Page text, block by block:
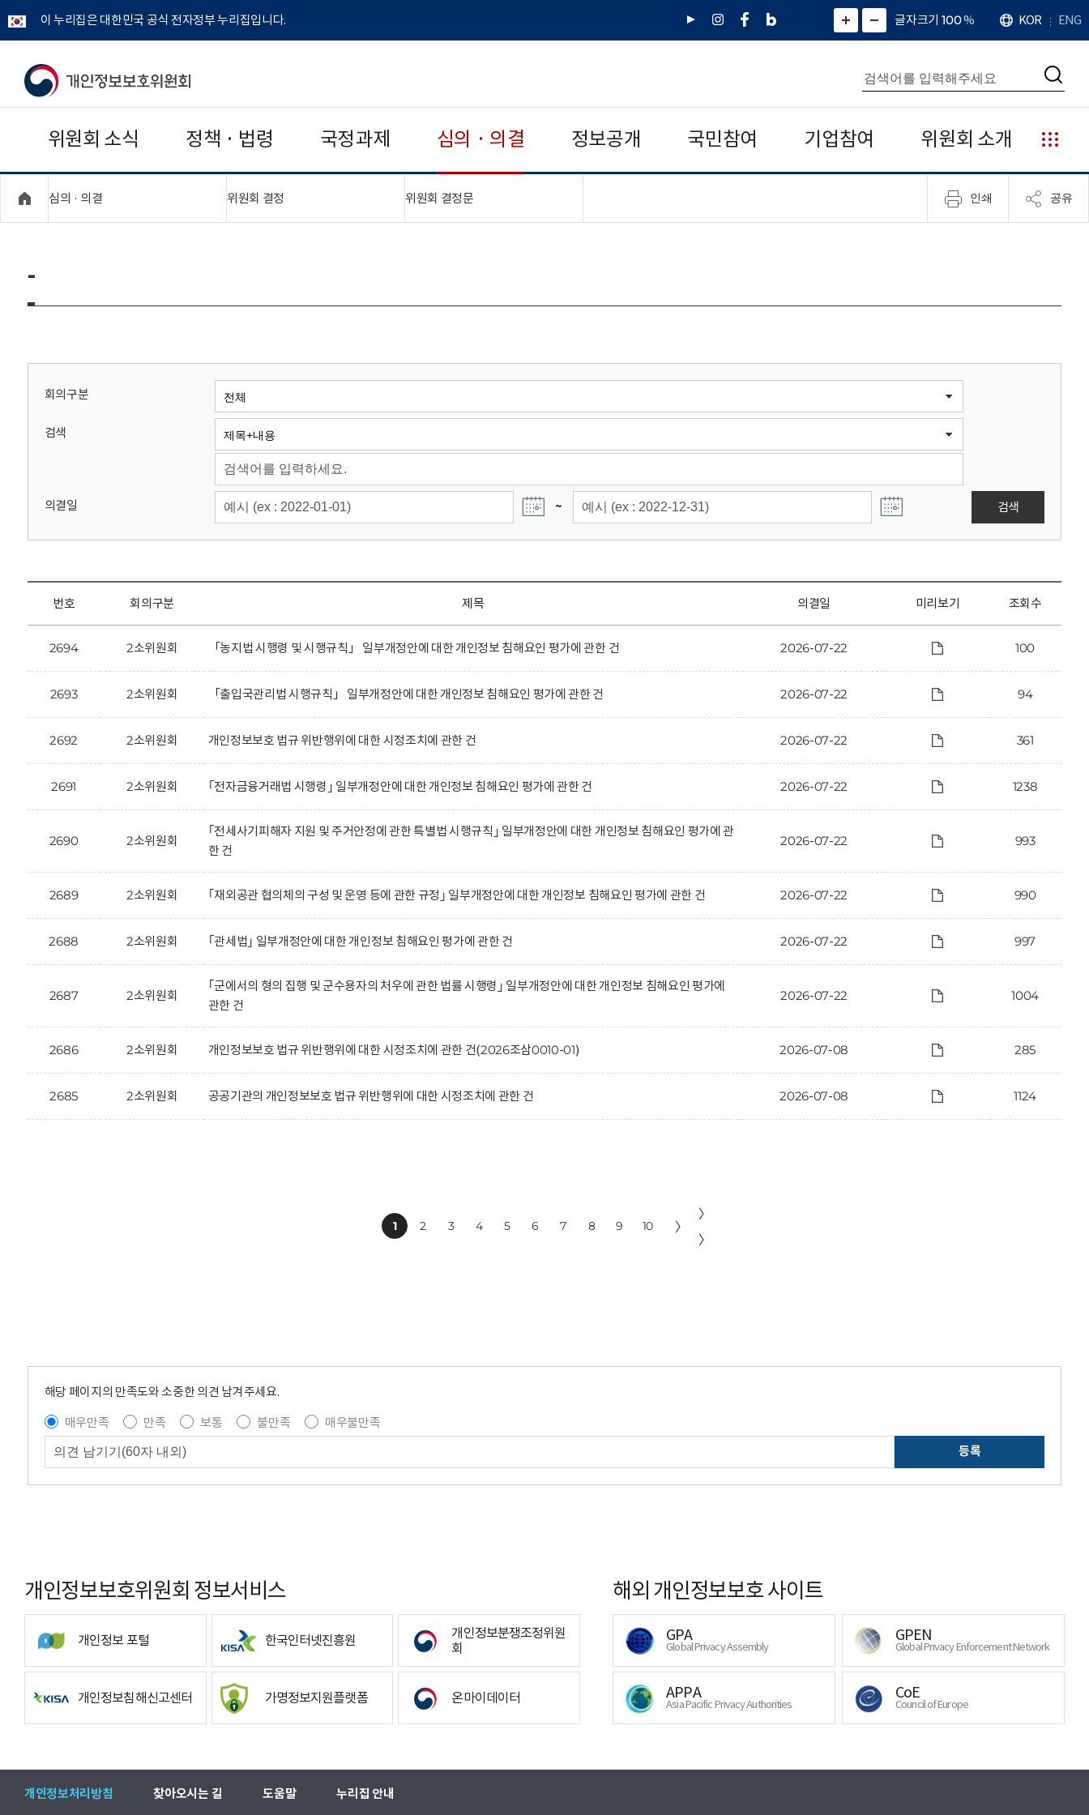
이 누리집은 대한민국 공식 전자정부 누리집입니다.
유
인
페
네
그
)
화
면
면
소
확
대
치
글자크기 100%
언
어
KOR ENG
개
보
보
위
회
통
합
검
색
검
위원회 소식 정책 · 법령 국정과제 심의 · 의결 정보공개 국민참여 기업참여 위원회 소개
누
리
집
안
심의 · 의결 위원회 결정 위원회 결정문"접기,펼치기" 인쇄 공유
-
회의구분
검색
의결일 ~ 검색
번호 회의구분 제목 의결일 미리보기 조회수
2694 2소위원회 「농지법 시행령 및 시행규칙」 일부개정안에 대한 개인정보 침해요인 평가에 관한 건 2026-07-22 100
2693 2소위원회 「출입국관리법 시행규칙」 일부개정안에 대한 개인정보 침해요인 평가에 관한 건 2026-07-22 94
2692 2소위원회 개인정보보호 법규 위반행위에 대한 시정조치에 관한 건 2026-07-22 361
2691 2소위원회 ｢전자금융거래법 시행령｣ 일부개정안에 대한 개인정보 침해요인 평가에 관한 건 2026-07-22 1238
2690 2소위원회
｢전세사기피해자 지원 및 주거안정에 관한 특별법 시행규칙｣ 일부개정안에 대한 개인정보 침해요인 평가에 관
한 건
2026-07-22 993
2689 2소위원회 ｢재외공관 협의체의 구성 및 운영 등에 관한 규정｣ 일부개정안에 대한 개인정보 침해요인 평가에 관한 건 2026-07-22 990
2688 2소위원회 ｢관세법｣ 일부개정안에 대한 개인정보 침해요인 평가에 관한 건 2026-07-22 997
2687 2소위원회
｢군에서의 형의 집행 및 군수용자의 처우에 관한 법률 시행령｣ 일부개정안에 대한 개인정보 침해요인 평가에
관한 건
2026-07-22 1004
2686 2소위원회 개인정보보호 법규 위반행위에 대한 시정조치에 관한 건(2026조삼0010-01) 2026-07-08 285
2685 2소위원회 공공기관의 개인정보보호 법규 위반행위에 대한 시정조치에 관한 건 2026-07-08 1124
1 2 3 4 5 6 7 8 9 10 〉
〉
〉
해당 페이지의 만족도와 소중한 의견 남겨주세요.
매우만족
만족 보통 불만족
매우불만족
등록
개인정보보호위원회 정보서비스
개인정보 포털 한국인터넷진흥원
개인정보분쟁조정위원
회
개인정보침해신고센터 가명정보지원플랫폼 온마이데이터
해외 개인정보보호 사이트
GPA
Global Privacy Assembly
GPEN
Global Privacy Enforcement Network
APPA
Asia Pacific Privacy Authorities
CoE
Council of Europe
개인정보처리방침 찾아오시는 길 도움말 누리집 안내